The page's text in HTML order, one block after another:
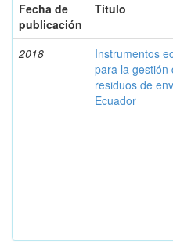
Fecha de
publicación
Título
2018
Instrumentos
para la gestión
residuos de
Ecuador